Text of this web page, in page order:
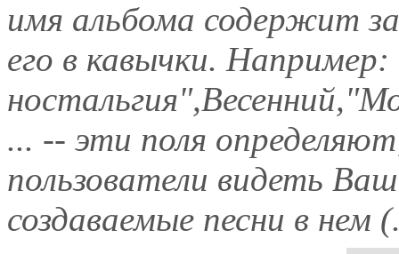
имя альбома содержит
его в кавычки.
... -- эти поля
пользователи видеть Ваш
создаваемые песни в нем